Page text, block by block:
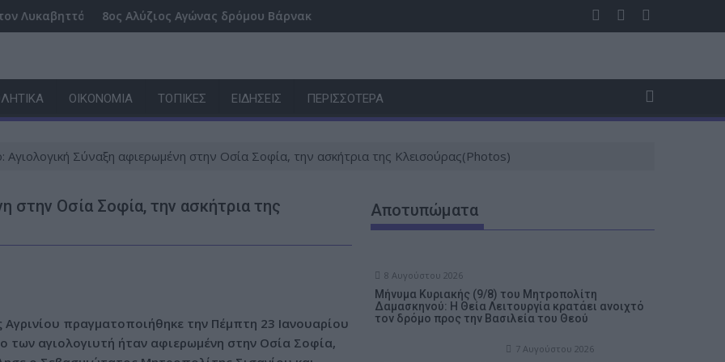
την Βασιλεία του Θεού
από πτώση ο θάνατος
8ος Αλύζιος Αγώνας δρόμου Βάρνακα – Μύτικα: Ο χάρτης των διαδρομών και η φόρμα συμμετοχής
Aιτωλικό: Δύο συλλήψεις για κλοπή μοτοσικλέτας
ΟΙΚΟΝΟΜΊΑ ΤΟΠΙΚΈΣ ΕΙΔΉΣΕΙΣ ΠΕΡΙΣΣΌΤΕΡΑ
Αγιολογική Σύναξη αφιερωμένη στην Οσία Σοφία, την ασκήτρια της Κλεισούρας(Photos)
στην Οσία Σοφία, την ασκήτρια της
πραγματοποιήθηκε την Πέμπτη 23 Ιανουαρίου
των αγιολογιυτή ήταν αφιερωμένη στην Οσία Σοφία,
Αποτυπώματα
8 Αυγούστου 2026
Μήνυμα Κυριακής (9/8) του Μητροπολίτη
Δαμασκηνού: Η Θεία Λειτουργία κρατάει ανοιχτό
τον δρόμο προς την Βασιλεία του Θεού
7 Αυγούστου 2026